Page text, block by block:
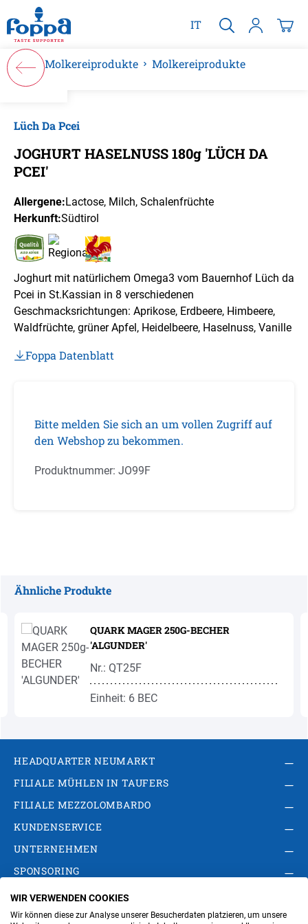
springen
IT
Molkereiprodukte Molkereiprodukte
Lüch Da Pcei
JOGHURT HASELNUSS 180g 'LÜCH DA
PCEI'
Allergene:Lactose, Milch, Schalenfrüchte
Herkunft:Südtirol
Joghurt mit natürlichem Omega3 vom Bauernhof Lüch da
Pcei in St.Kassian in 8 verschiedenen
Geschmacksrichtungen: Aprikose, Erdbeere, Himbeere,
Waldfrüchte, grüner Apfel, Heidelbeere, Haselnuss, Vanille
Foppa Datenblatt
Bitte melden Sie sich an um vollen Zugriff auf
den Webshop zu bekommen.
Produktnummer: JO99F
Ähnliche Produkte
QUARK MAGER 250G-BECHER
'ALGUNDER'
Nr.: QT25F
Einheit: 6 BEC
HEADQUARTER NEUMARKT
FILIALE MÜHLEN IN TAUFERS
FILIALE MEZZOLOMBARDO
KUNDENSERVICE
UNTERNEHMEN
SPONSORING
AGB Privacy Policy
Impressum
WIR VERWENDEN COOKIES
Wir können diese zur Analyse unserer Besucherdaten platzieren, um unsere